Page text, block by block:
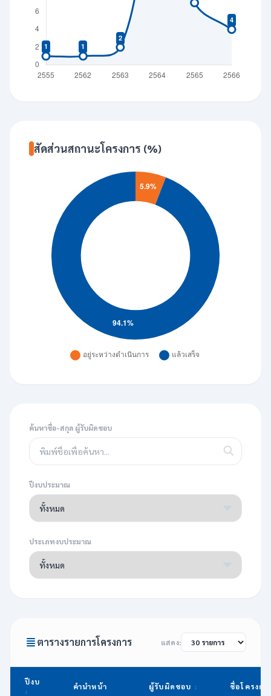
สัดส่วนสถานะโครงการ (%)
ค้นหาชื่อ-สกุล ผู้รับผิดชอบ
ปีงบประมาณ
ประเภทงบประมาณ
ตารางรายการโครงการ แสดง:
ปีงบ คำนำหน้า ผู้รับผิดชอบ ชื่อโครงกา